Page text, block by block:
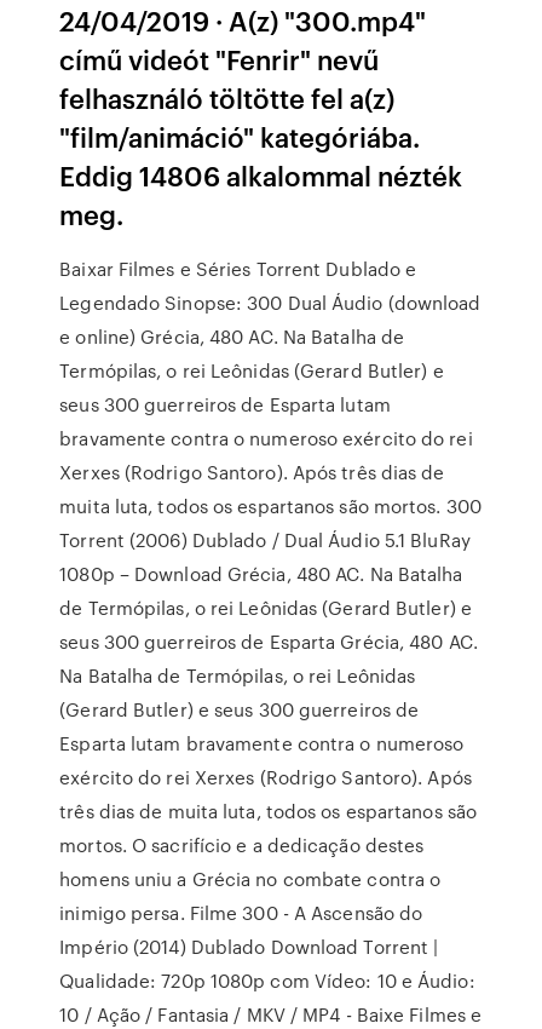
24/04/2019 · A(z) "300.mp4"
című videót "Fenrir" nevű
felhasználó töltötte fel a(z)
"film/animáció" kategóriába.
Eddig 14806 alkalommal nézték
meg.
Baixar Filmes e Séries Torrent Dublado e
Legendado Sinopse: 300 Dual Áudio (download
e online) Grécia, 480 AC. Na Batalha de
Termópilas, o rei Leônidas (Gerard Butler) e
seus 300 guerreiros de Esparta lutam
bravamente contra o numeroso exército do rei
Xerxes (Rodrigo Santoro). Após três dias de
muita luta, todos os espartanos são mortos. 300
Torrent (2006) Dublado / Dual Áudio 5.1 BluRay
1080p – Download Grécia, 480 AC. Na Batalha
de Termópilas, o rei Leônidas (Gerard Butler) e
seus 300 guerreiros de Esparta Grécia, 480 AC.
Na Batalha de Termópilas, o rei Leônidas
(Gerard Butler) e seus 300 guerreiros de
Esparta lutam bravamente contra o numeroso
exército do rei Xerxes (Rodrigo Santoro). Após
três dias de muita luta, todos os espartanos são
mortos. O sacrifício e a dedicação destes
homens uniu a Grécia no combate contra o
inimigo persa. Filme 300 - A Ascensão do
Império (2014) Dublado Download Torrent |
Qualidade: 720p 1080p com Vídeo: 10 e Áudio:
10 / Ação / Fantasia / MKV / MP4 - Baixe Filmes e